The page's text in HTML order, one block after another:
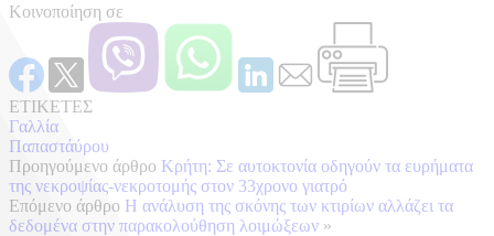
Κοινοποίηση σε
ΕΤΙΚΕΤΕΣ
Γαλλία
Παπαστάύρου
Προηγούμενο άρθρο Κρήτη: Σε αυτοκτονία οδηγούν τα ευρήματα
της νεκροψίας-νεκροτομής στον 33χρονο γιατρό
Επόμενο άρθρο Η ανάλυση της σκόνης των κτιρίων αλλάζει τα
δεδομένα στην παρακολούθηση λοιμώξεων »